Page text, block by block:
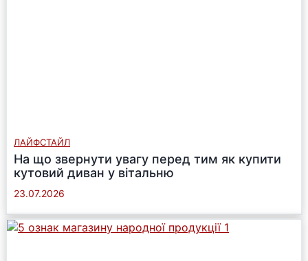
ЛАЙФСТАЙЛ
На що звернути увагу перед тим як купити
кутовий диван у вітальню
23.07.2026